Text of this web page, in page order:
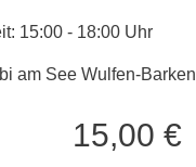
15:00 - 18:00 Uhr
am See Wulfen-
15,00 €